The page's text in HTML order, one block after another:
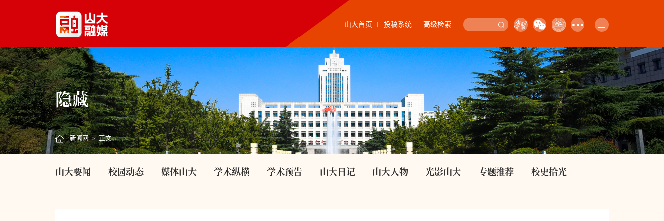
山大首页 投稿系统 高级检索
隐藏
新闻网 > 正文
山大要闻 校园动态 媒体山大 学术纵横 学术预告 山大日记 山大人物 光影山大 专题推荐 校史拾光